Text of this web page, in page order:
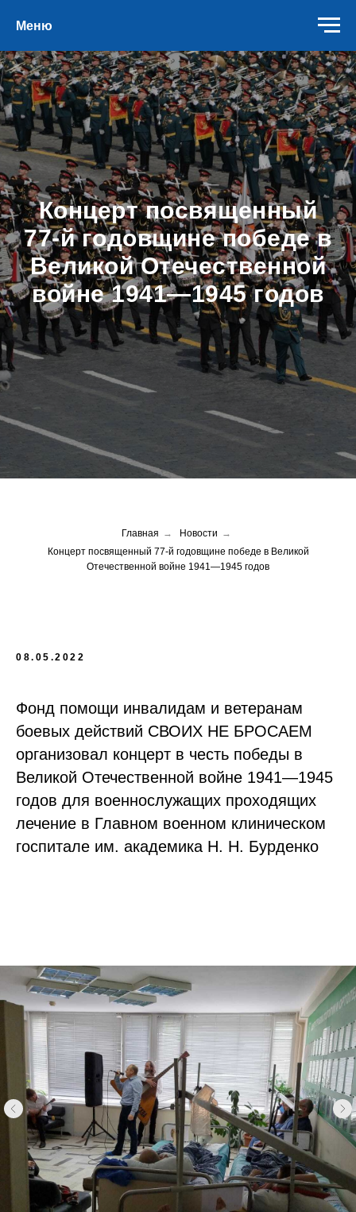
Меню
Концерт посвященный
77-й годовщине победе в
Великой Отечественной
войне 1941—1945 годов
Главная → Новости →
Концерт посвященный 77-й годовщине победе в Великой
Отечественной войне 1941—1945 годов
08.05.2022
Фонд помощи инвалидам и ветеранам
боевых действий СВОИХ НЕ БРОСАЕМ
организовал концерт в честь победы в
Великой Отечественной войне 1941—1945
годов для военнослужащих проходящих
лечение в Главном военном клиническом
госпитале им. академика Н. Н. Бурденко